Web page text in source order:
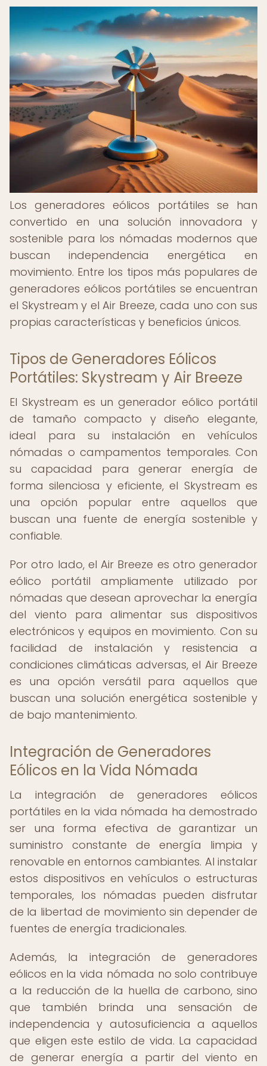
Los generadores eólicos portátiles se han
convertido en una solución innovadora y
sostenible para los nómadas modernos que
buscan independencia energética en
movimiento. Entre los tipos más populares de
generadores eólicos portátiles se encuentran
el Skystream y el Air Breeze, cada uno con sus
propias características y beneficios únicos.
Tipos de Generadores Eólicos
Portátiles: Skystream y Air Breeze
El Skystream es un generador eólico portátil
de tamaño compacto y diseño elegante,
ideal para su instalación en vehículos
nómadas o campamentos temporales. Con
su capacidad para generar energía de
forma silenciosa y eficiente, el Skystream es
una opción popular entre aquellos que
buscan una fuente de energía sostenible y
confiable.
Por otro lado, el Air Breeze es otro generador
eólico portátil ampliamente utilizado por
nómadas que desean aprovechar la energía
del viento para alimentar sus dispositivos
electrónicos y equipos en movimiento. Con su
facilidad de instalación y resistencia a
condiciones climáticas adversas, el Air Breeze
es una opción versátil para aquellos que
buscan una solución energética sostenible y
de bajo mantenimiento.
Integración de Generadores
Eólicos en la Vida Nómada
La integración de generadores eólicos
portátiles en la vida nómada ha demostrado
ser una forma efectiva de garantizar un
suministro constante de energía limpia y
renovable en entornos cambiantes. Al instalar
estos dispositivos en vehículos o estructuras
temporales, los nómadas pueden disfrutar
de la libertad de movimiento sin depender de
fuentes de energía tradicionales.
Además, la integración de generadores
eólicos en la vida nómada no solo contribuye
a la reducción de la huella de carbono, sino
que también brinda una sensación de
independencia y autosuficiencia a aquellos
que eligen este estilo de vida. La capacidad
de generar energía a partir del viento en